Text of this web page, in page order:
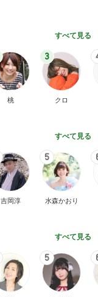
すべて見る
桃
3
クロ
すべて見る
吉岡淳
5
水森かおり
すべて見る
5